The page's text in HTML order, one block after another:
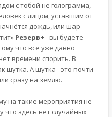
с тобой не голограмма,
с лицом, уставшим от
дождь, или шар
Резерв+ - вы будете
что всё уже давно
времени спорить. В
шутка. А шутка - это почти
сразу на землю.
на такие мероприятия не
что здесь нет случайных